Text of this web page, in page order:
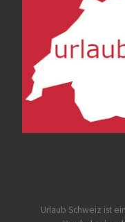
Urlaub Schweiz ist